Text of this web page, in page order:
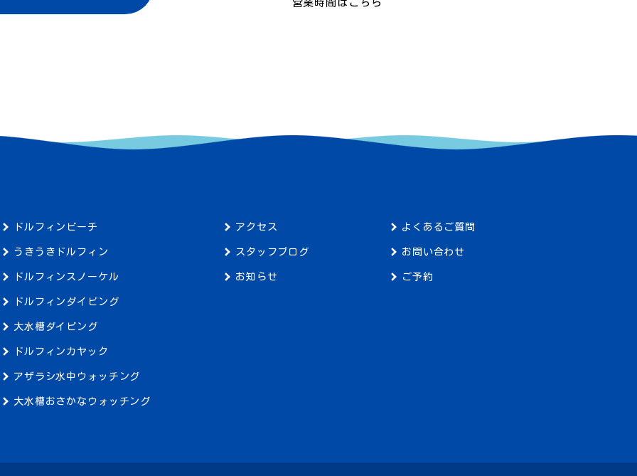
ドルフィンビーチ
うきうきドルフィン
ドルフィンスノーケル
ドルフィンダイビング
大水槽ダイビング
ドルフィンカヤック
アザラシ水中ウォッチング
大水槽おさかなウォッチング
アクセス
スタッフブログ
お知らせ
よくあるご質問
お問い合わせ
ご予約